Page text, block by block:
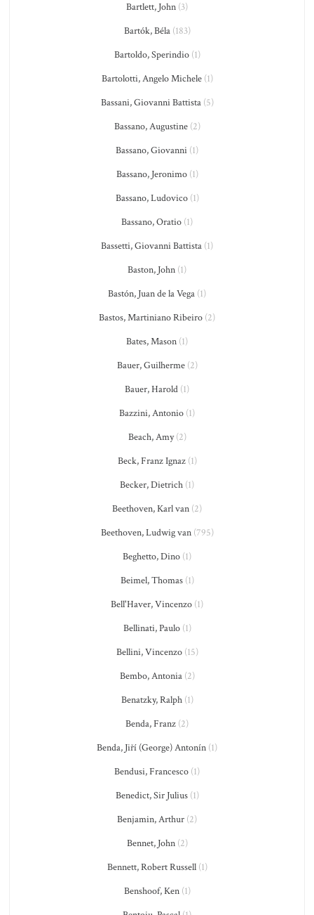
Bartlett, John (3)
Bartók, Béla(183)
Bartoldo, Sperindio(1)
Bartolotti, Angelo Michele(1)
Bassani, Giovanni Battista(5)
Bassano, Augustine(2)
Bassano, Giovanni (1)
Bassano, Jeronimo(1)
Bassano, Ludovico(1)
Bassano, Oratio (1)
Bassetti, Giovanni Battista (1)
Baston, John (1)
Bastón, Juan de la Vega (1)
Bastos, Martiniano Ribeiro (2)
Bates, Mason (1)
Bauer, Guilherme(2)
Bauer, Harold (1)
Bazzini, Antonio (1)
Beach, Amy(2)
Beck, Franz Ignaz(1)
Becker, Dietrich (1)
Beethoven, Karl van (2)
Beethoven, Ludwig van(795)
Beghetto, Dino (1)
Beimel, Thomas(1)
Bell'Haver, Vincenzo (1)
Bellinati, Paulo(1)
Bellini, Vincenzo(15)
Bembo, Antonia(2)
Benatzky, Ralph(1)
Benda, Franz (2)
Benda, Jiří (George) Antonín (1)
Bendusi, Francesco (1)
Benedict, Sir Julius(1)
Benjamin, Arthur (2)
Bennet, John(2)
Bennett, Robert Russell(1)
Benshoof, Ken(1)